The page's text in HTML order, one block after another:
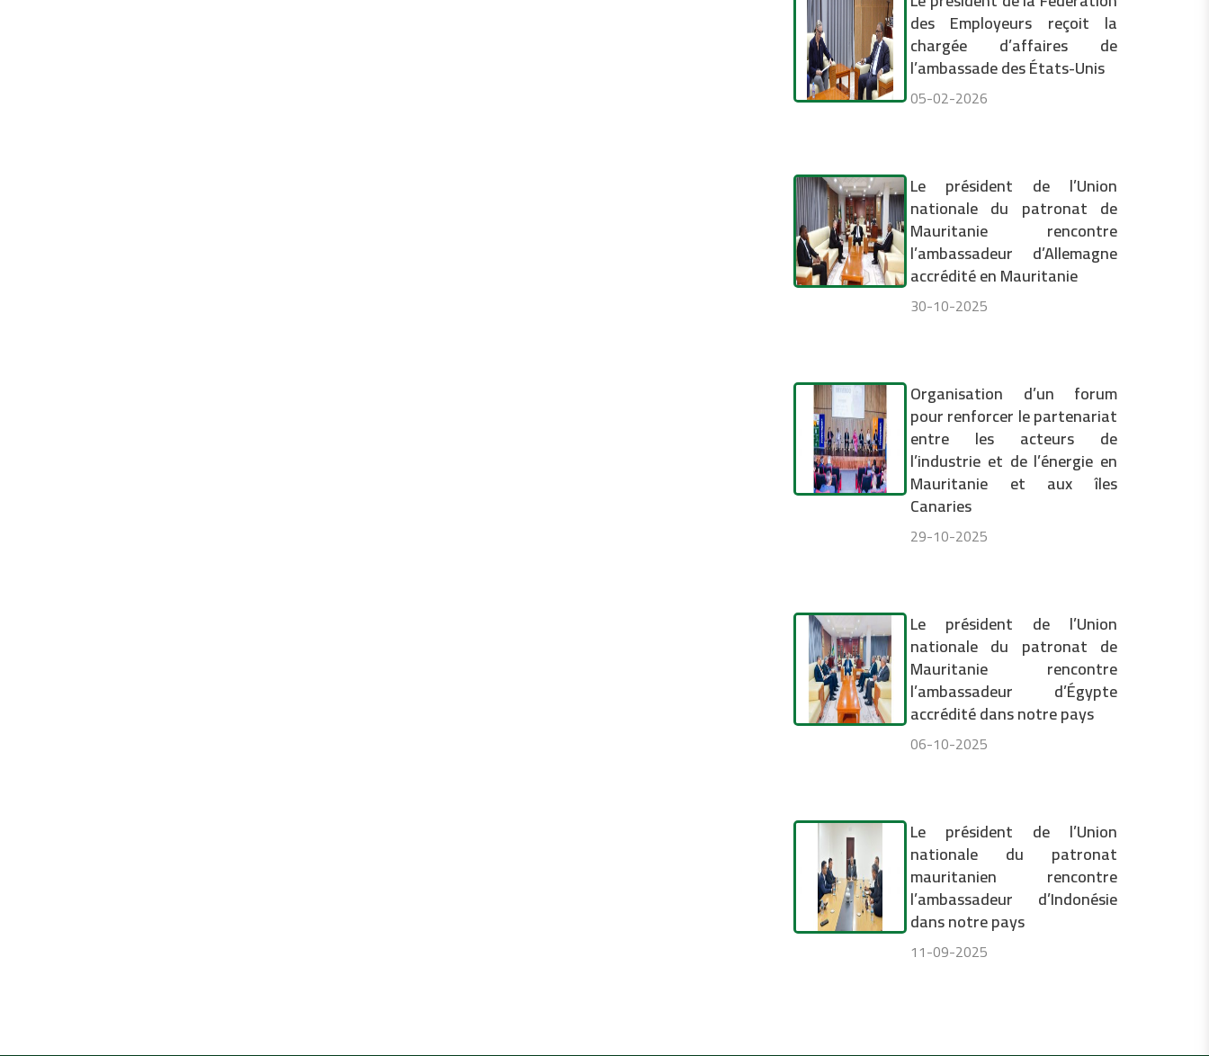
des Employeurs reçoit la
chargée d’affaires de
l’ambassade des États-Unis
05-02-2026
Le président de l’Union
nationale du patronat de
Mauritanie rencontre
l’ambassadeur d’Allemagne
accrédité en Mauritanie
30-10-2025
Organisation d’un forum
pour renforcer le partenariat
entre les acteurs de
l’industrie et de l’énergie en
Mauritanie et aux îles
Canaries
29-10-2025
Le président de l’Union
nationale du patronat de
Mauritanie rencontre
l’ambassadeur d’Égypte
accrédité dans notre pays
06-10-2025
Le président de l’Union
nationale du patronat
mauritanien rencontre
l’ambassadeur d’Indonésie
dans notre pays
11-09-2025